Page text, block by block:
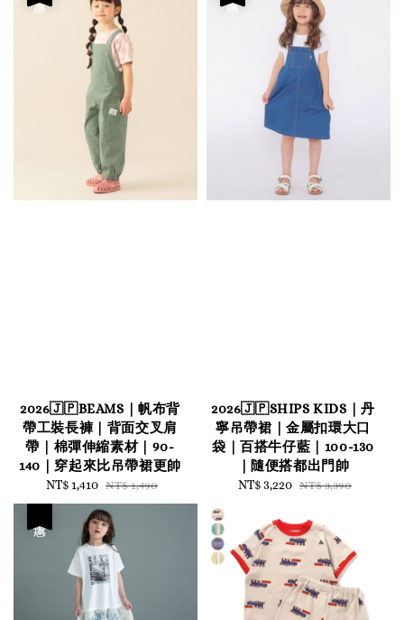
2026🇯🇵BEAMS｜帆布背
帶工裝長褲｜背面交叉肩
帶｜棉彈伸縮素材｜90-
140｜穿起來比吊帶裙更帥
Sale
price
NT$ 1,410 Regular
price
NT$ 1,490
2026🇯🇵SHIPS KIDS｜丹
寧吊帶裙｜金屬扣環大口
袋｜百搭牛仔藍｜100-130
｜隨便搭都出門帥
Sale
NT$ 3,220 Regular
NT$ 3,390